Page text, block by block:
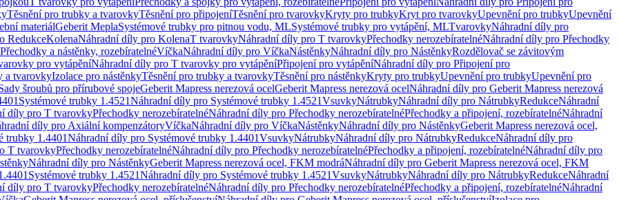
Těsnění pro trubky a tvarovkyTěsnění pro připojeníTěsnění pro tvarovkyKryty pro trubkyKryt pro tvarovkyUpevnění pro trubkyUpevnění
materiálGeberit MeplaSystémové trubky pro pitnou vodu, MLSystémové trubky pro vytápění, MLTvarovkyNáhradní díly pro
RedukceKolenaNáhradní díly pro KolenaT tvarovkyNáhradní díly pro T tvarovkyPřechodky nerozebíratelnéNáhradní díly pro Přechodky
a nástěnky, rozebíratelnéVíčkaNáhradní díly pro VíčkaNástěnkyNáhradní díly pro NástěnkyRozdělovač se závitovým
pro vytápěníNáhradní díly pro T tvarovky pro vytápěníPřipojení pro vytápěníNáhradní díly pro Připojení pro
a tvarovkyIzolace pro nástěnkyTěsnění pro trubky a tvarovkyTěsnění pro nástěnkyKryty pro trubkyUpevnění pro trubkyUpevnění pro
šroubů pro přírubové spojeGeberit Mapress nerezová ocelGeberit Mapress nerezová ocelNáhradní díly pro Geberit Mapress nerezová
Systémové trubky 1.4521Náhradní díly pro Systémové trubky 1.4521VsuvkyNátrubkyNáhradní díly pro NátrubkyRedukceNáhradní
díly pro T tvarovkyPřechodky nerozebíratelnéNáhradní díly pro Přechodky nerozebíratelnéPřechodky a připojení, rozebíratelnéNáhradní
díly pro Axiální kompenzátoryVíčkaNáhradní díly pro VíčkaNástěnkyNáhradní díly pro NástěnkyGeberit Mapress nerezová ocel,
trubky 1.4401Náhradní díly pro Systémové trubky 1.4401VsuvkyNátrubkyNáhradní díly pro NátrubkyRedukceNáhradní díly pro
T tvarovkyPřechodky nerozebíratelnéNáhradní díly pro Přechodky nerozebíratelnéPřechodky a připojení, rozebíratelnéNáhradní díly pro
Náhradní díly pro NástěnkyGeberit Mapress nerezová ocel, FKM modráNáhradní díly pro Geberit Mapress nerezová ocel, FKM
Systémové trubky 1.4521Náhradní díly pro Systémové trubky 1.4521VsuvkyNátrubkyNáhradní díly pro NátrubkyRedukceNáhradní
díly pro T tvarovkyPřechodky nerozebíratelnéNáhradní díly pro Přechodky nerozebíratelnéPřechodky a připojení, rozebíratelnéNáhradní